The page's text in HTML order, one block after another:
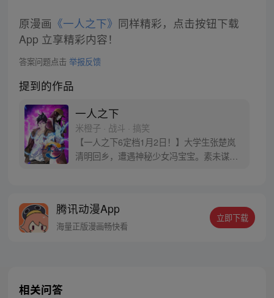
原漫画 《一人之下》 同样精彩，点击按钮下载
App 立享精彩内容！
答案问题点击 举报反馈
提到的作品
一人之下
米橙子 · 战斗 · 搞笑
【一人之下6定档1月2日！】大学生张楚岚
清明回乡，遭遇神秘少女冯宝宝。素未谋面
密，张楚岚的生活被彻底颠覆，与冯宝宝一
同踏上“异人”之旅。
腾讯动漫App
海量正版漫画畅快看
立即下载
相关问答